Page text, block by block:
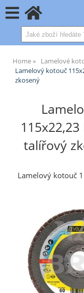
Home Lamelové
Lamelový kotouč
zkosený
115x22,23
talířový
Lamelový kotouč